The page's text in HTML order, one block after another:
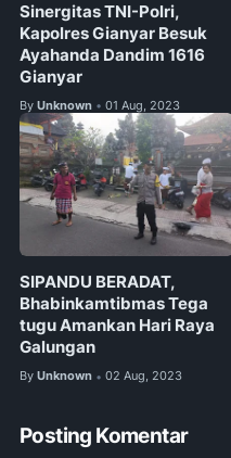
Sinergitas TNI-Polri,
Kapolres Gianyar Besuk
Ayahanda Dandim 1616
Gianyar
By Unknown • 01 Aug, 2023
SIPANDU BERADAT,
Bhabinkamtibmas Tega
tugu Amankan Hari Raya
Galungan
By Unknown • 02 Aug, 2023
Posting Komentar